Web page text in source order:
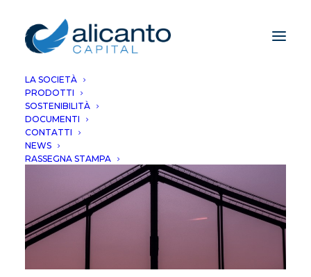
LA SOCIETÀ
PRODOTTI
SOSTENIBILITÀ
DOCUMENTI
CONTATTI
NEWS
RASSEGNA STAMPA